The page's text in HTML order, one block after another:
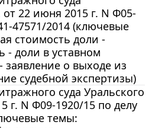
22 июня 2015 г. N Ф05-
47571/2014 (ключевые
стоимость доли -
- доли в уставном
заявление о выходе из
судебной экспертизы)
суда Уральского
г. N Ф09-1920/15 по делу
темы: